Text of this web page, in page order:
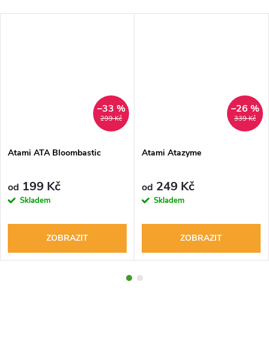
299 Kč
–33 %
Atami ATA Bloombastic
od 199 Kč
Skladem
ZOBRAZIT
339 Kč
–26 %
Atami Atazyme
od 249 Kč
Skladem
ZOBRAZIT